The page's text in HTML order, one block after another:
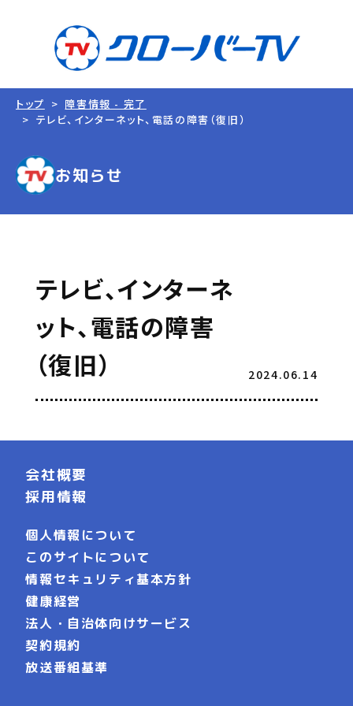
トップ
障害情報 - 完了
テレビ、インターネット、電話の障害（復旧）
お知らせ
テレビ、インターネ
ット、電話の障害
（復旧）
2024.06.14
会社概要
採用情報
個人情報について
このサイトについて
情報セキュリティ基本方針
健康経営
法人・自治体向けサービス
契約規約
放送番組基準